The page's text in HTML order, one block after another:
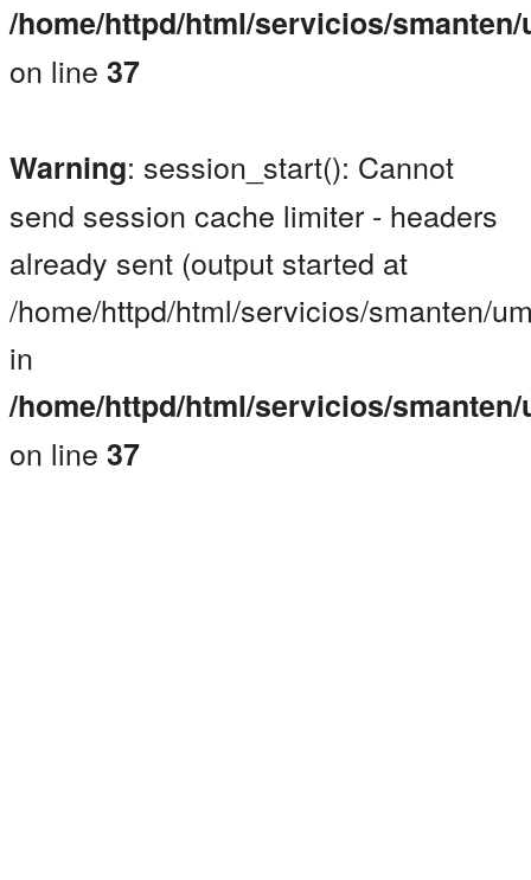
/home/httpd/html/servicios/
on line 37
Warning: session_start(): Cannot
send session cache limiter - headers
already sent (output started at
/home/httpd/html/servicios/smanten/
in
/home/httpd/html/servicios/
on line 37